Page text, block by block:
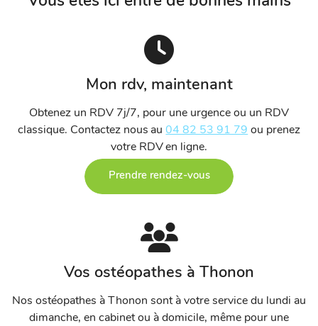
Mon rdv, maintenant
Obtenez un RDV 7j/7, pour une urgence ou un RDV
classique. Contactez nous au 04 82 53 91 79 ou prenez
votre RDV en ligne.
Prendre rendez-vous
Vos ostéopathes à Thonon
Nos ostéopathes à Thonon sont à votre service du lundi au
dimanche, en cabinet ou à domicile, même pour une